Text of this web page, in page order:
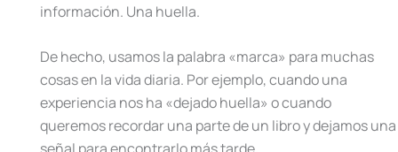
información. Una huella.
De hecho, usamos la palabra «marca» para muchas
cosas en la vida diaria. Por ejemplo, cuando una
experiencia nos ha «dejado huella» o cuando
queremos recordar una parte de un libro y dejamos una